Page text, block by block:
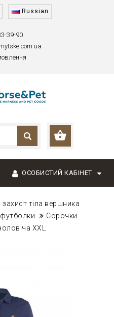
Russian
39-90
ОСОБИСТИЙ КАБІНЕТ
захист тіла вершника
Сорочки
XXL